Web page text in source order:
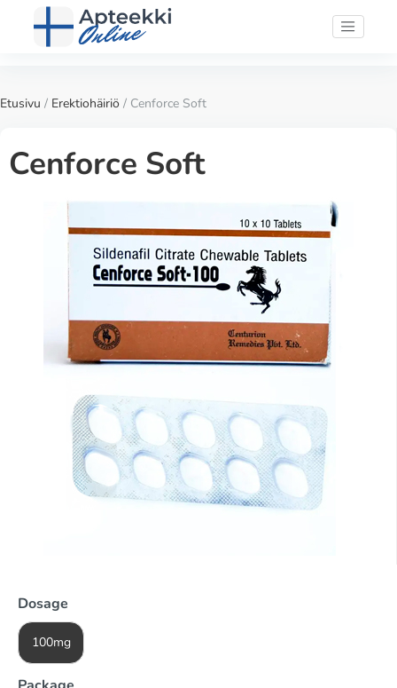
Etusivu / Erektiohäiriö / Cenforce Soft
Cenforce Soft
Dosage
100mg